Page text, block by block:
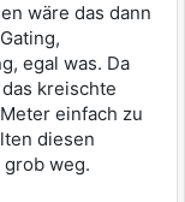
wäre das dann
egal was. Da
kreischte
einfach zu
diesen
weg.